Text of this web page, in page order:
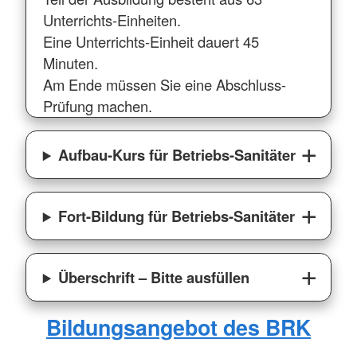
Unterrichts-Einheiten.
Eine Unterrichts-Einheit dauert 45
Minuten.
Am Ende müssen Sie eine Abschluss-
Prüfung machen.
Aufbau-Kurs für Betriebs-Sanitäter
Fort-Bildung für Betriebs-Sanitäter
Überschrift – Bitte ausfüllen
Bildungsangebot des BRK